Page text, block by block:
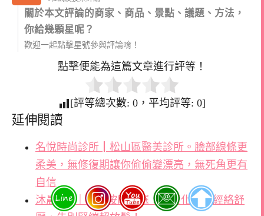
關於本文評論的商家、商品、景點、議題、方法，
你給幾顆星呢？
歡迎一起點擊星號參與評論唷！
點擊便能為這篇文章進行評等！
[評等總次數: 0 ，平均評等: 0]
延伸閱讀
名悅時尚診所┃松山區醫美診所。臉部線條更
柔美，無修復期讓你偷偷變漂亮，無死角更有
自信
沐晨SPA｜板橋按摩首選：客製化深層經絡舒